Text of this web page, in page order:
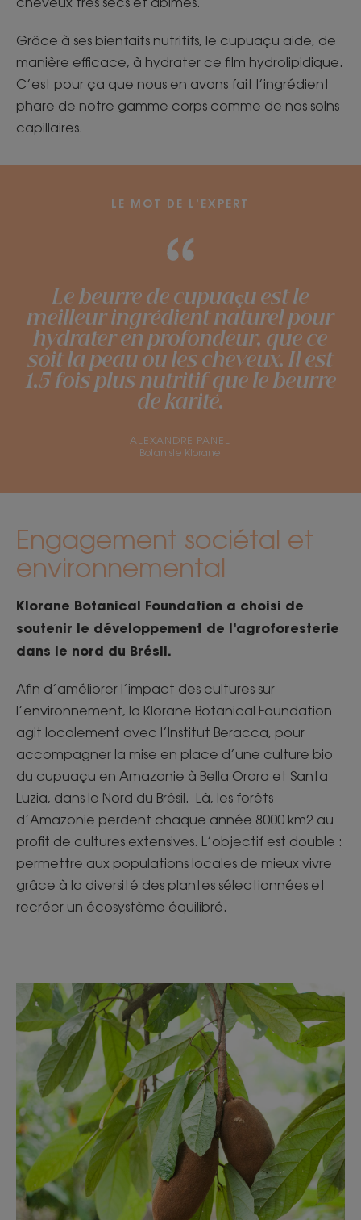
Grâce à ses bienfaits nutritifs, le cupuaçu aide, de
manière efficace, à hydrater ce film hydrolipidique.
C’est pour ça que nous en avons fait l’ingrédient
phare de notre gamme corps comme de nos soins
capillaires.
LE MOT DE L’EXPERT
Le beurre de cupuaçu est le
meilleur ingrédient naturel pour
hydrater en profondeur, que ce
soit la peau ou les cheveux. Il est
1,5 fois plus nutritif que le beurre
de karité.
ALEXANDRE PANEL
Botaniste Klorane
Engagement sociétal et
environnemental
Klorane Botanical Foundation a choisi de
soutenir le développement de l’agroforesterie
dans le nord du Brésil.
Afin d’améliorer l’impact des cultures sur
l’environnement, la Klorane Botanical Foundation
agit localement avec l’Institut Beracca, pour
accompagner la mise en place d’une culture bio
du cupuaçu en Amazonie à Bella Orora et Santa
Luzia, dans le Nord du Brésil. Là, les forêts
d’Amazonie perdent chaque année 8000 km2 au
profit de cultures extensives. L’objectif est double :
permettre aux populations locales de mieux vivre
grâce à la diversité des plantes sélectionnées et
recréer un écosystème équilibré.